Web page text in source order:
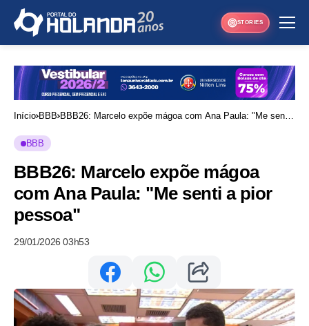
STORIES
Início BBB BBB26: Marcelo expõe mágoa com Ana Paula: "Me senti
BBB
BBB26: Marcelo expõe mágoa
com Ana Paula: "Me senti a pior
pessoa"
29/01/2026 03h53